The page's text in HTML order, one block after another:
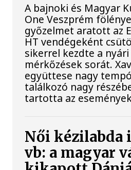
A bajnoki és Magyar
One Veszprém
győzelmet aratott az
HT vendégeként
sikerrel kezdte a
mérkőzések sorát.
együttese nagy
találkozó nagy
tartotta az
Női kézilabda
vb: a magyar